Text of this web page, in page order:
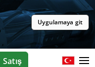
Uygulamaya git
Satış